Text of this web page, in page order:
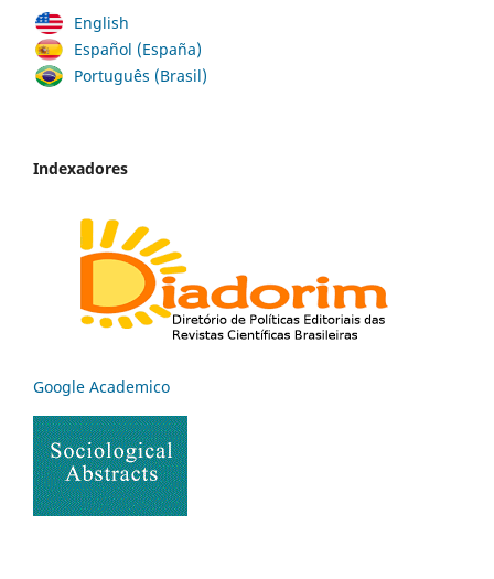
English
Español (España)
Português (Brasil)
Indexadores
Google Academico